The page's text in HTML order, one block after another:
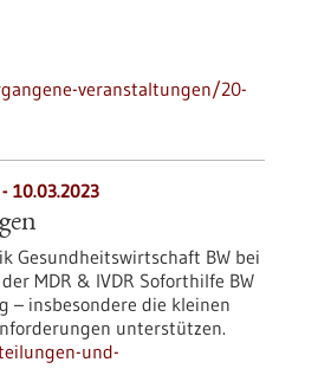
veranstaltungen/20-
10.03.2023
Gesundheitswirtschaft BW bei
MDR & IVDR Soforthilfe BW
– insbesondere die kleinen
unterstützen.
und-